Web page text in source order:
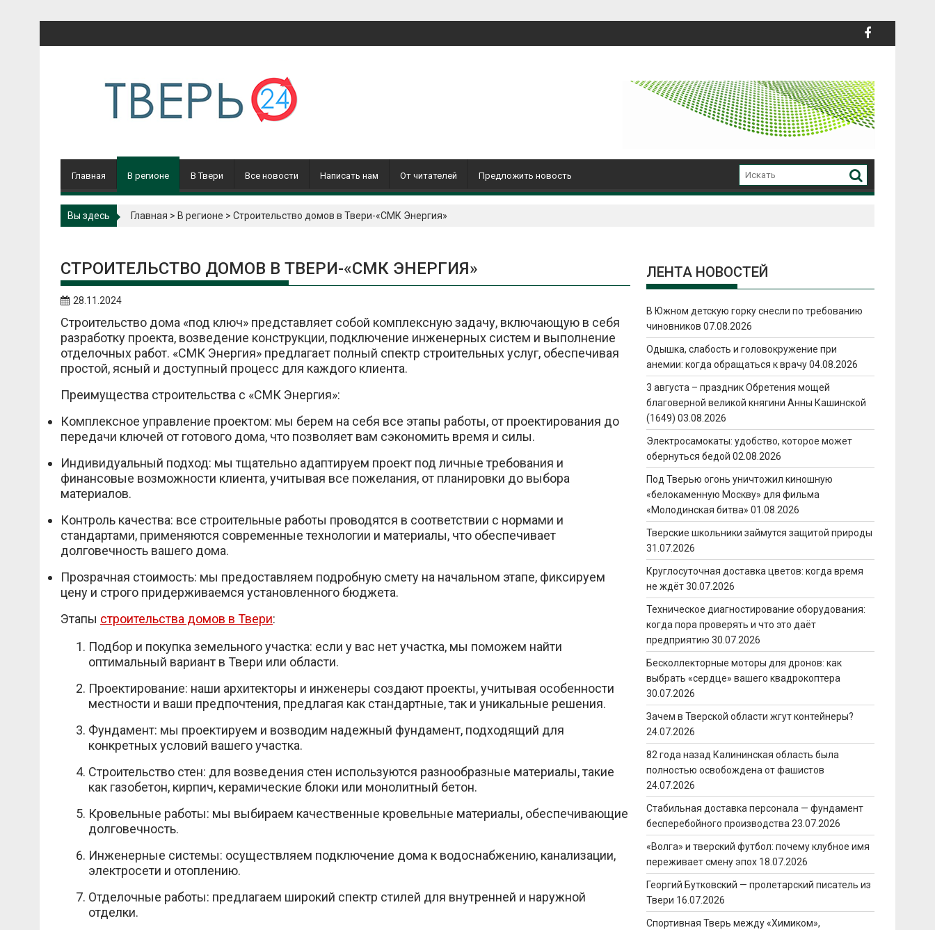
Главная В регионе В Твери Все новости Написать нам От читателей Предложить новость
Вы здесь Главная > В регионе > Строительство домов в Твери-«СМК Энергия»
СТРОИТЕЛЬСТВО ДОМОВ В ТВЕРИ-«СМК ЭНЕРГИЯ»
28.11.2024
Строительство дома «под ключ» представляет собой комплексную задачу, включающую в себя
разработку проекта, возведение конструкции, подключение инженерных систем и выполнение
отделочных работ. «СМК Энергия» предлагает полный спектр строительных услуг, обеспечивая
простой, ясный и доступный процесс для каждого клиента.
Преимущества строительства с «СМК Энергия»:
Комплексное управление проектом: мы берем на себя все этапы работы, от проектирования до
передачи ключей от готового дома, что позволяет вам сэкономить время и силы.
Индивидуальный подход: мы тщательно адаптируем проект под личные требования и
финансовые возможности клиента, учитывая все пожелания, от планировки до выбора
материалов.
Контроль качества: все строительные работы проводятся в соответствии с нормами и
стандартами, применяются современные технологии и материалы, что обеспечивает
долговечность вашего дома.
Прозрачная стоимость: мы предоставляем подробную смету на начальном этапе, фиксируем
цену и строго придерживаемся установленного бюджета.
Этапы строительства домов в Твери:
Подбор и покупка земельного участка: если у вас нет участка, мы поможем найти
оптимальный вариант в Твери или области.
Проектирование: наши архитекторы и инженеры создают проекты, учитывая особенности
местности и ваши предпочтения, предлагая как стандартные, так и уникальные решения.
Фундамент: мы проектируем и возводим надежный фундамент, подходящий для
конкретных условий вашего участка.
Строительство стен: для возведения стен используются разнообразные материалы, такие
как газобетон, кирпич, керамические блоки или монолитный бетон.
Кровельные работы: мы выбираем качественные кровельные материалы, обеспечивающие
долговечность.
Инженерные системы: осуществляем подключение дома к водоснабжению, канализации,
электросети и отоплению.
Отделочные работы: предлагаем широкий спектр стилей для внутренней и наружной
отделки.
ЛЕНТА НОВОСТЕЙ
В Южном детскую горку снесли по требованию
чиновников 07.08.2026
Одышка, слабость и головокружение при
анемии: когда обращаться к врачу 04.08.2026
3 августа – праздник Обретения мощей
благоверной великой княгини Анны Кашинской
(1649) 03.08.2026
Электросамокаты: удобство, которое может
обернуться бедой 02.08.2026
Под Тверью огонь уничтожил киношную
«белокаменную Москву» для фильма
«Молодинская битва» 01.08.2026
Тверские школьники займутся защитой природы
31.07.2026
Круглосуточная доставка цветов: когда время
не ждёт 30.07.2026
Техническое диагностирование оборудования:
когда пора проверять и что это даёт
предприятию 30.07.2026
Бесколлекторные моторы для дронов: как
выбрать «сердце» вашего квадрокоптера
30.07.2026
Зачем в Тверской области жгут контейнеры?
24.07.2026
82 года назад Калининская область была
полностью освобождена от фашистов
24.07.2026
Стабильная доставка персонала — фундамент
бесперебойного производства 23.07.2026
«Волга» и тверский футбол: почему клубное имя
переживает смену эпох 18.07.2026
Георгий Бутковский — пролетарский писатель из
Твери 16.07.2026
Спортивная Тверь между «Химиком»,